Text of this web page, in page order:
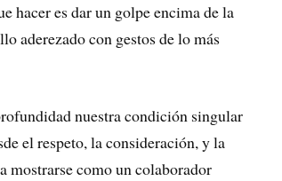
hacer es dar un golpe encima de la
aderezado con gestos de lo más
nuestra condición singular
el respeto, la consideración, y la
mostrarse como un colaborador